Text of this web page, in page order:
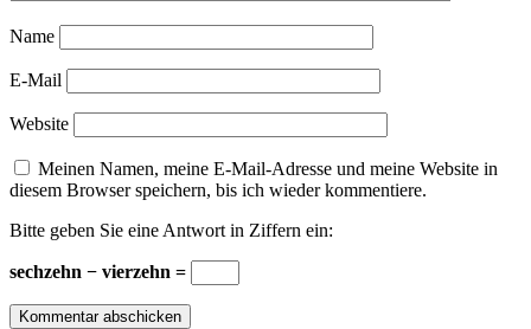
Name
E-Mail
Website
Meinen Namen, meine E-Mail-Adresse und meine Website in
diesem Browser speichern, bis ich wieder kommentiere.
Bitte geben Sie eine Antwort in Ziffern ein:
sechzehn − vierzehn =